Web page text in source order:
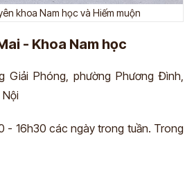
khoa Nam học và Hiếm muộn
- Khoa Nam học
Giải Phóng, phường Phương Đình,
- 16h30 các ngày trong tuần. Trong